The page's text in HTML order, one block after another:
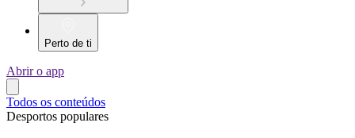
Perto de ti
Abrir o app
Todos os conteúdos
Desportos populares